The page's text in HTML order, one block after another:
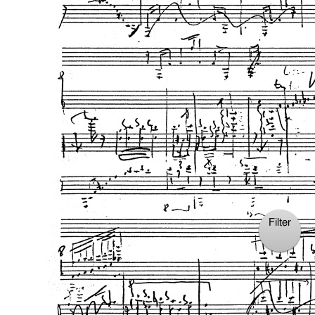
(Trio diritto) CYBELE 260.501
Filter